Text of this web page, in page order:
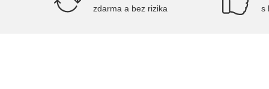
zdarma a bez rizika s